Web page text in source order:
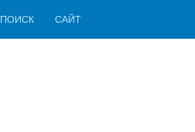
ПОИСК САЙТ